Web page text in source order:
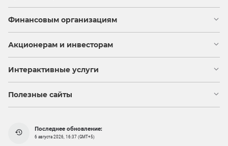
Финансовым организациям
Акционерам и инвесторам
Интерактивные услуги
Полезные сайты
Последнее обновление:
6 августа 2026, 16:37 (GMT+5)